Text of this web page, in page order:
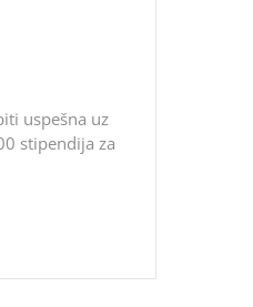
uspešna uz
stipendija za